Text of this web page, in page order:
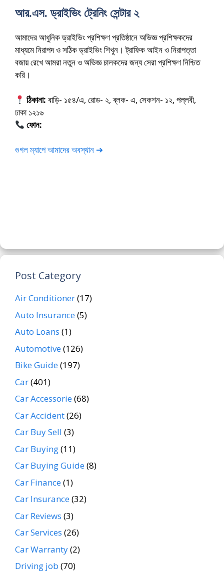
আর.এস. ড্রাইভিং ট্রেনিং সেন্টার ২
আমাদের আধুনিক ড্রাইভিং প্রশিক্ষণ প্রতিষ্ঠানে অভিজ্ঞ প্রশিক্ষকদের
মাধ্যমে নিরাপদ ও সঠিক ড্রাইভিং শিখুন। ট্রাফিক আইন ও নিরাপত্তা
বজায় রেখে আমরা নতুন ও অভিজ্ঞ চালকদের জন্য সেরা প্রশিক্ষণ নিশ্চিত
করি।
ঠিকানা: বাড়ি- ১৫৪/এ, রোড- ২, ব্লক- এ, সেকশন- ১২, পল্লবী,
ঢাকা ১২১৬
ফোন:
গুগল ম্যাপে আমাদের অবস্থান ➔
Post Category
Air Conditioner(17)
Auto Insurance(5)
Auto Loans (1)
Automotive(126)
Bike Guide(197)
Car(401)
Car Accessorie(68)
Car Accident(26)
Car Buy Sell (3)
Car Buying(11)
Car Buying Guide(8)
Car Finance(1)
Car Insurance(32)
Car Reviews (3)
Car Services (26)
Car Warranty(2)
Driving job (70)